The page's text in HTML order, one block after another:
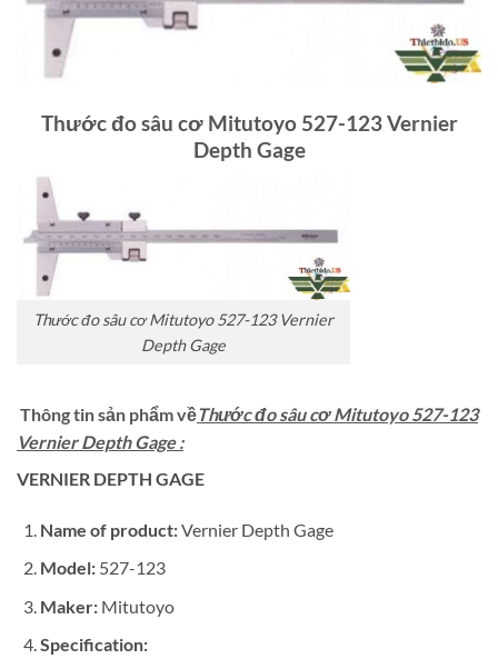
Thước đo sâu cơ Mitutoyo 527-123 Vernier
Depth Gage
Thước đo sâu cơ Mitutoyo 527-123 Vernier
Depth Gage
Thông tin sản phẩm vềThước đo sâu cơ Mitutoyo 527-123
Vernier Depth Gage :
VERNIER DEPTH GAGE
Name of product:Vernier Depth Gage
Model: 527-123
Maker: Mitutoyo
Specification: